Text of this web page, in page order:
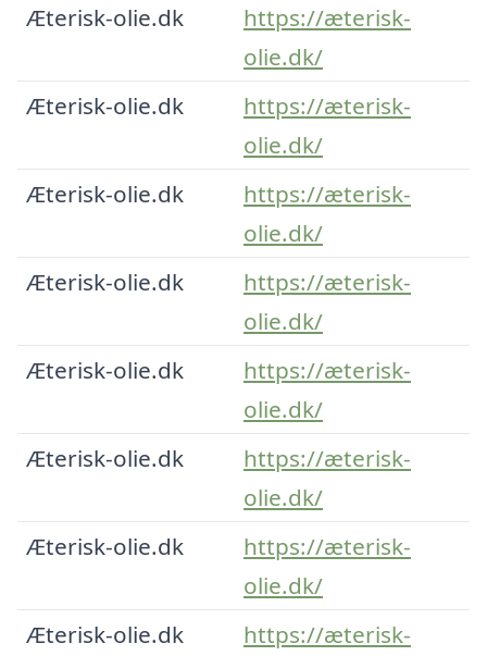
Æterisk-olie.dk
https://æterisk-
olie.dk/
Æterisk-olie.dk
https://æterisk-
olie.dk/
Æterisk-olie.dk
https://æterisk-
olie.dk/
Æterisk-olie.dk
https://æterisk-
olie.dk/
Æterisk-olie.dk
https://æterisk-
olie.dk/
Æterisk-olie.dk
https://æterisk-
olie.dk/
Æterisk-olie.dk
https://æterisk-
olie.dk/
Æterisk-olie.dk
https://æterisk-